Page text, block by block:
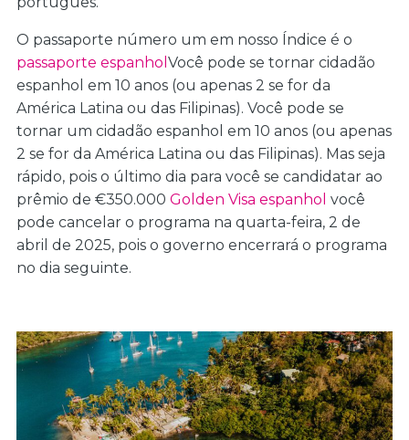
O passaporte número um em nosso Índice é o
passaporte espanhol Você pode se tornar cidadão
espanhol em 10 anos (ou apenas 2 se for da
América Latina ou das Filipinas). Você pode se
tornar um cidadão espanhol em 10 anos (ou apenas
2 se for da América Latina ou das Filipinas). Mas seja
rápido, pois o último dia para você se candidatar ao
prêmio de €350.000 Golden Visa espanhol você
pode cancelar o programa na quarta-feira, 2 de
abril de 2025, pois o governo encerrará o programa
no dia seguinte.